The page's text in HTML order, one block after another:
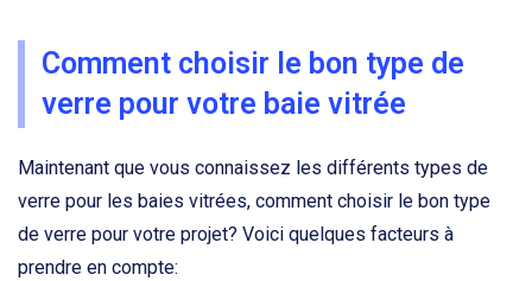
Comment choisir le bon type de
verre pour votre baie vitrée
Maintenant que vous connaissez les différents types de
verre pour les baies vitrées, comment choisir le bon type
de verre pour votre projet? Voici quelques facteurs à
prendre en compte: